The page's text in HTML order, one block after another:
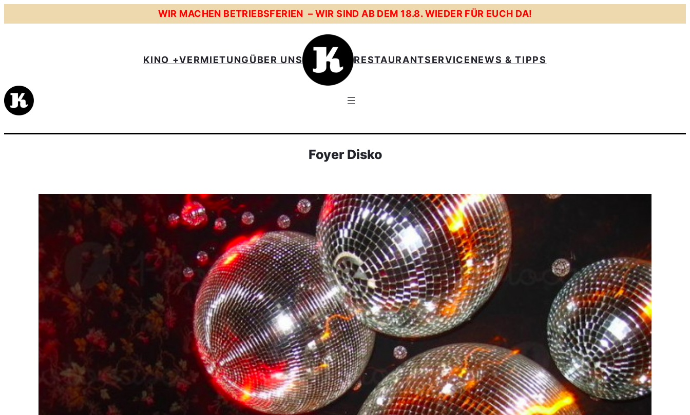
WIR MACHEN BETRIEBSFERIEN – WIR SIND AB DEM 18.8. WIEDER FÜR EUCH DA!
KINO +VERMIETUNGÜBER UNS RESTAURANTSERVICENEWS & TIPPS
Foyer Disko